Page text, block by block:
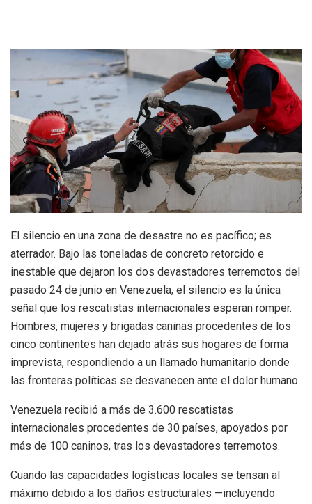
El silencio en una zona de desastre no es pacífico; es
aterrador. Bajo las toneladas de concreto retorcido e
inestable que dejaron los dos devastadores terremotos del
pasado 24 de junio en Venezuela, el silencio es la única
señal que los rescatistas internacionales esperan romper.
Hombres, mujeres y brigadas caninas procedentes de los
cinco continentes han dejado atrás sus hogares de forma
imprevista, respondiendo a un llamado humanitario donde
las fronteras políticas se desvanecen ante el dolor humano.
Venezuela recibió a más de 3.600 rescatistas
internacionales procedentes de 30 países, apoyados por
más de 100 caninos, tras los devastadores terremotos.
Cuando las capacidades logísticas locales se tensan al
máximo debido a los daños estructurales —incluyendo